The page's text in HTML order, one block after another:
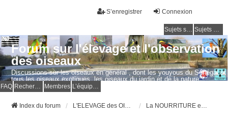
Connexion
S’enregistrer
Sujets sans réponse Sujets actifs
Forum sur l'élevage et l'observation
des oiseaux
Discussions sur les oiseaux en général , dont les youyous du Sénégal et
tous les oiseaux exotiques, les oiseaux du jardin et de la nature.
Questions, photos, expériences.
FAQ Membres
Index du forum